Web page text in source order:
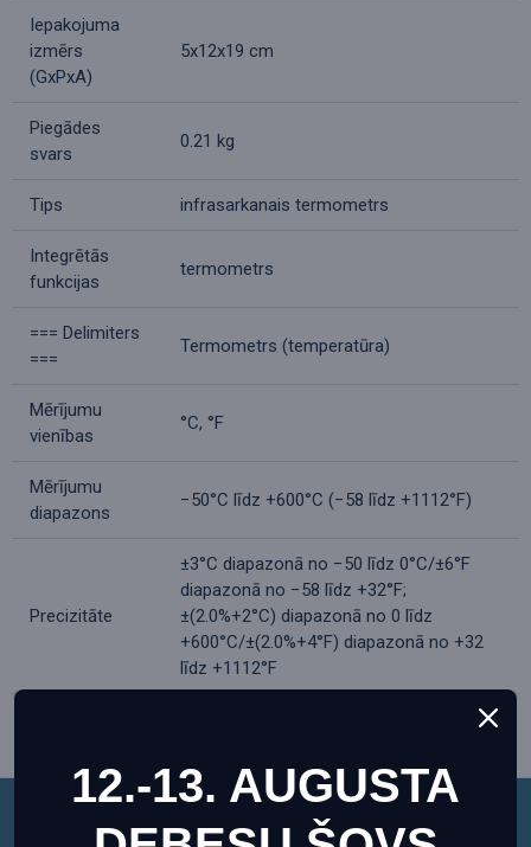
Šī vietne izmanto sīkfailus, lai nodrošinātu jums
Iepakojuma
izmērs
(GxPxA)
5x12x19 cm
Piegādes
svars
0.21 kg
Tips infrasarkanais termometrs
Integrētās
funkcijas
termometrs
=== Delimiters
===
Termometrs (temperatūra)
Mērījumu
vienības
°C, °F
Mērījumu
diapazons
−50°C līdz +600°C (−58 līdz +1112°F)
Precizitāte
±3°C diapazonā no −50 līdz 0°C/±6°F
diapazonā no −58 līdz +32°F;
±(2.0%+2°C) diapazonā no 0 līdz
+600°C/±(2.0%+4°F) diapazonā no +32
līdz +1112°F
līdz +1112°F, ±3°C diapazonā no −50 līdz
0°C/±6°F diapazonā no −58 līdz +32°F
12.-13. AUGUSTA